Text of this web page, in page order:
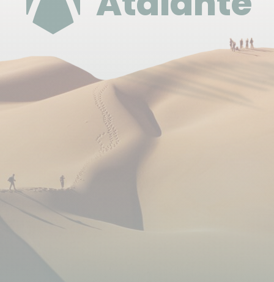
Pourboires
Il s'agit d'une pratique usuelle et non obligatoire.
Selon votre satisfaction à la fin de votre voyage, il
est d'usage de donner un pourboire à votre guide et
à l'équipe locale. Il doit être adapté en fonction du
niveau de vie du pays et de la durée de votre
voyage. C'est votre geste d'appréciation par rapport
à la prestation reçue.
Si vous le souhaitez, vous pouvez donc donner
jusqu'à 5€ ou 10€ par jour par personne.
En accord avec votre guide, il pourra se charger de
manière équitable.